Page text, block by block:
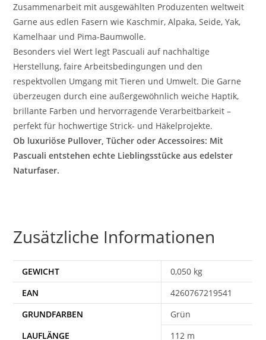
Zusammenarbeit mit ausgewählten Produzenten weltweit
Garne aus edlen Fasern wie Kaschmir, Alpaka, Seide, Yak,
Kamelhaar und Pima-Baumwolle.
Besonders viel Wert legt Pascuali auf nachhaltige
Herstellung, faire Arbeitsbedingungen und den
respektvollen Umgang mit Tieren und Umwelt. Die Garne
überzeugen durch eine außergewöhnlich weiche Haptik,
brillante Farben und hervorragende Verarbeitbarkeit –
perfekt für hochwertige Strick- und Häkelprojekte.
Ob luxuriöse Pullover, Tücher oder Accessoires: Mit
Pascuali entstehen echte Lieblingsstücke aus edelster
Naturfaser.
Zusätzliche Informationen
GEWICHT
0,050 kg
EAN
4260767219541
Grün
112 m